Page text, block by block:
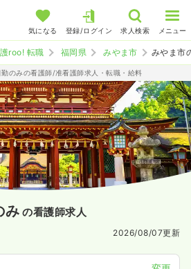
気になる 登録/ログイン 求人検索 メニュー
roo! 転職 福岡県 みやま市 みやま市
のみの看護師/准看護師求人・転職・給料
み の看護師求人
2026/08/07更新